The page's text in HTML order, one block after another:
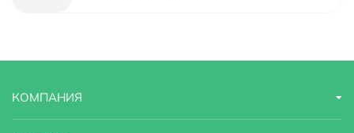
Стандарт подводки
КОМПАНИЯ